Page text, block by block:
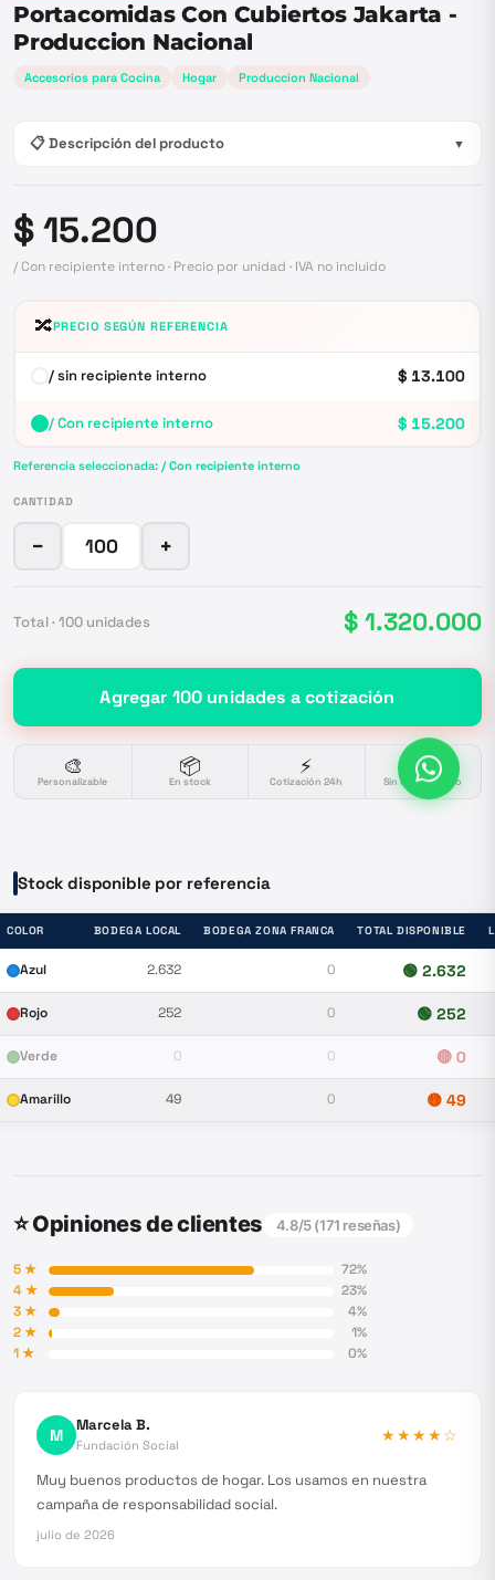
Portacomidas Con Cubiertos Jakarta -
Produccion Nacional
Accesorios para Cocina Hogar Produccion Nacional
📋 Descripción del producto ▼
$ 15.200
/ Con recipiente interno · Precio por unidad · IVA no incluido
🔀PRECIO SEGÚN REFERENCIA
/ sin recipiente interno $ 13.100
/ Con recipiente interno $ 15.200
Referencia seleccionada: / Con recipiente interno
CANTIDAD
− +
Total · 100 unidades $ 1.320.000
Agregar 100 unidades a cotización
🎨
Personalizable
📦
En stock
⚡
Cotización 24h
🔒
Sin compromiso
Stock disponible por referencia
COLOR BODEGA LOCAL BODEGA ZONA FRANCA TOTAL DISPONIBLE
Azul 2.632 0 🟢 2.632
Rojo 252 0 🟢 252
Verde 0 0 🔴 0
Amarillo 49 0 🟡 49
⭐ Opiniones de clientes 4.8/5 (171 reseñas)
5★ 72%
4★ 23%
3★ 4%
2★ 1%
1★ 0%
M Marcela B.
Fundación Social
★★★★☆
Muy buenos productos de hogar. Los usamos en nuestra
campaña de responsabilidad social.
julio de 2026